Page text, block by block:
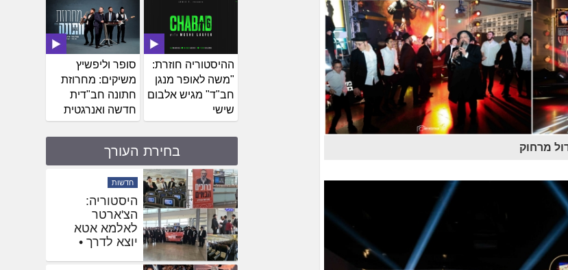
מרחוק
סופר וליפשיץ
משיקים: מחרוזת
חתונה חב"דית
חדשה ואנרגטית
ההיסטוריה חוזרת:
"משה לאופר מנגן
חב"ד" מגיש אלבום
שישי
בחירת העורך
חדשות
שלוחים
באוקראינה
הגיעו לחזק את
השליח